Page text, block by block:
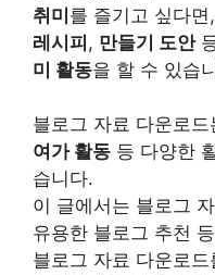
취미를 즐기고 싶다
레시피, 만들기 도안
미 활동을 할 수 있습
블로그 자료 다운로드
여가 활동 등 다양한
습니다.
이 글에서는 블로그
유용한 블로그 추천
블로그 자료 다운로드